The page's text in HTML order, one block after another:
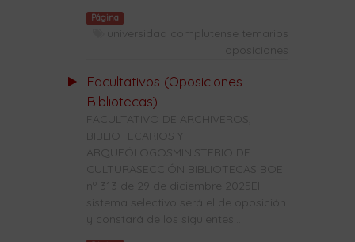
Página
universidad complutense temarios
oposiciones
Facultativos (Oposiciones
Bibliotecas)
FACULTATIVO DE ARCHIVEROS,
BIBLIOTECARIOS Y
ARQUEÓLOGOSMINISTERIO DE
CULTURASECCIÓN BIBLIOTECAS BOE
nº 313 de 29 de diciembre 2025El
sistema selectivo será el de oposición
y constará de los siguientes...